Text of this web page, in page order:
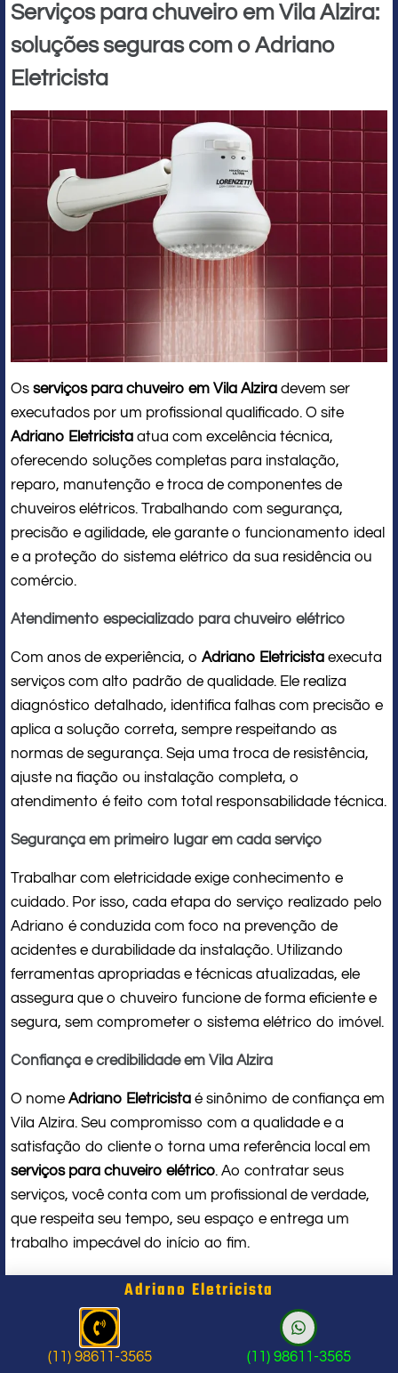
Serviços para chuveiro em Vila Alzira:
soluções seguras com o Adriano
Eletricista
Os serviços para chuveiro em Vila Alzira devem ser
executados por um profissional qualificado. O site
Adriano Eletricista atua com excelência técnica,
oferecendo soluções completas para instalação,
reparo, manutenção e troca de componentes de
chuveiros elétricos. Trabalhando com segurança,
precisão e agilidade, ele garante o funcionamento ideal
e a proteção do sistema elétrico da sua residência ou
comércio.
Atendimento especializado para chuveiro elétrico
Com anos de experiência, o Adriano Eletricista executa
serviços com alto padrão de qualidade. Ele realiza
diagnóstico detalhado, identifica falhas com precisão e
aplica a solução correta, sempre respeitando as
normas de segurança. Seja uma troca de resistência,
ajuste na fiação ou instalação completa, o
atendimento é feito com total responsabilidade técnica.
Segurança em primeiro lugar em cada serviço
Trabalhar com eletricidade exige conhecimento e
cuidado. Por isso, cada etapa do serviço realizado pelo
Adriano é conduzida com foco na prevenção de
acidentes e durabilidade da instalação. Utilizando
ferramentas apropriadas e técnicas atualizadas, ele
assegura que o chuveiro funcione de forma eficiente e
segura, sem comprometer o sistema elétrico do imóvel.
Confiança e credibilidade em Vila Alzira
O nome Adriano Eletricista é sinônimo de confiança em
Vila Alzira. Seu compromisso com a qualidade e a
satisfação do cliente o torna uma referência local em
serviços para chuveiro elétrico. Ao contratar seus
serviços, você conta com um profissional de verdade,
que respeita seu tempo, seu espaço e entrega um
trabalho impecável do início ao fim.
Problema com chuveiro: sinais que
indicam a hora de chamar um
profissional
Adriano Eletricista
(11) 98611-3565 (11) 98611-3565